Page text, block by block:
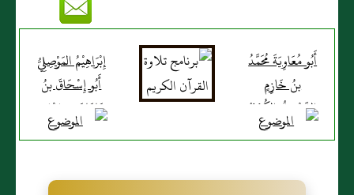
أَبُو مُعَاوِيَةَ مُحَمَّدُ
بنُ خَازِمٍ
السَّعْدِيُّ الكُوْفِيُّ
(ع)
إِبْرَاهِيْمُ المَوْصِلِيُّ
أَبُو إِسْحَاقَ بنُ
مَاهَانَ بنِ بَهْمَنَ